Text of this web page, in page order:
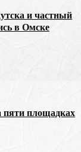
и частный
в Омске
пяти площадках